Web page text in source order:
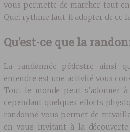
vous permette de marcher tout
Quel rythme faut-il adopter de ce
Qu’est-ce que la
La randonnée pédestre ainsi
entendre est une activité vous
Tout le monde peut s’adonner
cependant quelques efforts
randonné vous permet de
en vous invitant à la